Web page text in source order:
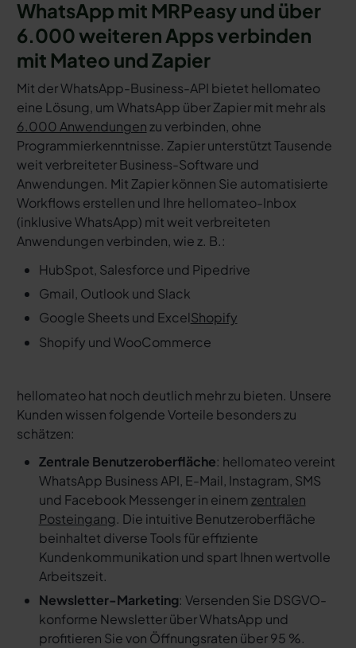
WhatsApp mit MRPeasy und über
6.000 weiteren Apps verbinden
mit Mateo und Zapier
Mit der WhatsApp-Business-API bietet hellomateo
eine Lösung, um WhatsApp über Zapier mit mehr als
6.000 Anwendungenzu verbinden, ohne
Programmierkenntnisse. Zapier unterstützt Tausende
weit verbreiteter Business-Software und
Anwendungen. Mit Zapier können Sie automatisierte
Workflows erstellen und Ihre hellomateo-Inbox
(inklusive WhatsApp) mit weit verbreiteten
Anwendungen verbinden, wie z. B.:
HubSpot, Salesforce und Pipedrive
Gmail, Outlook und Slack
Google Sheets und ExcelShopify
Shopify und WooCommerce
hellomateo hat noch deutlich mehr zu bieten. Unsere
Kunden wissen folgende Vorteile besonders zu
schätzen:
Zentrale Benutzeroberfläche: hellomateo vereint
WhatsApp Business API, E-Mail, Instagram, SMS
und Facebook Messenger in einem zentralen
Posteingang. Die intuitive Benutzeroberfläche
beinhaltet diverse Tools für effiziente
Kundenkommunikation und spart Ihnen wertvolle
Arbeitszeit.
Newsletter-Marketing: Versenden Sie DSGVO-
konforme Newsletter über WhatsApp und
profitieren Sie von Öffnungsraten über 95 %.